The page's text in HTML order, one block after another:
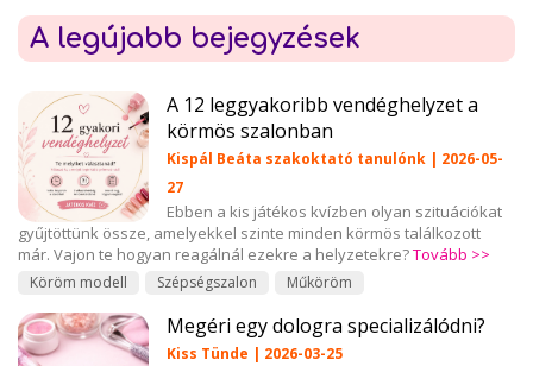
A legújabb bejegyzések
A 12 leggyakoribb vendéghelyzet a
körmös szalonban
Kispál Beáta szakoktató tanulónk | 2026-05-
27
Ebben a kis játékos kvízben olyan szituációkat
gyűjtöttünk össze, amelyekkel szinte minden körmös találkozott
már. Vajon te hogyan reagálnál ezekre a helyzetekre?Tovább >>
Köröm modell Szépségszalon Műköröm
Megéri egy dologra specializálódni?
Kiss Tünde | 2026-03-25